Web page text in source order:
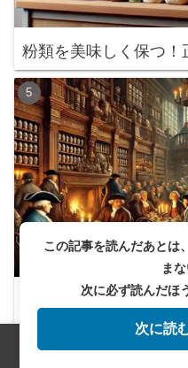
粉類を美味しく保つ！
イギリスのコーヒー
ない？歴史の裏側
この記事を読んだあとは
ま
次に必ず読んだほ
次に読